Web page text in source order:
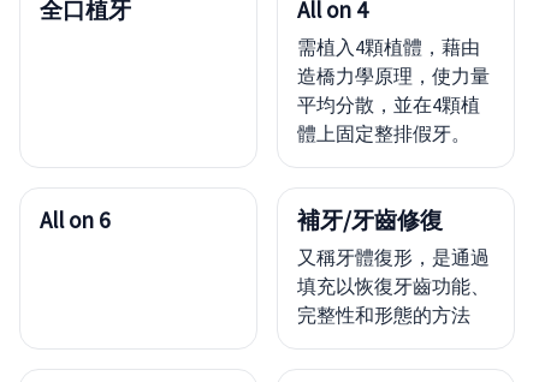
全口植牙 All on 4
需植入4顆植體，藉由
造橋力學原理，使力量
平均分散，並在4顆植
體上固定整排假牙。
All on 6 補牙/牙齒修復
又稱牙體復形，是通過
填充以恢復牙齒功能、
完整性和形態的方法